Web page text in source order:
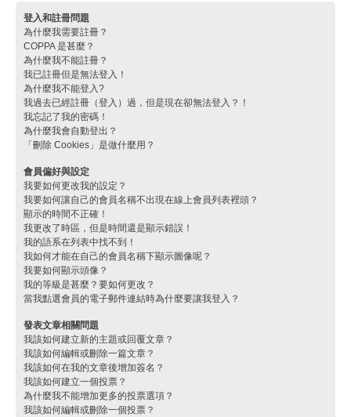
登入和註冊問題
為什麼我需要註冊？
COPPA 是甚麼？
為什麼我不能註冊？
我已註冊但是無法登入！
為什麼我不能登入?
我過去已經註冊（登入）過，但是現在卻無法登入？！
我忘記了我的密碼！
為什麼我會自動登出？
「刪除 Cookies」是做什麼用？
會員偏好與設定
我要如何更改我的設定？
我要如何讓自己的會員名稱不出現在線上會員列表裡頭？
顯示的時間不正確！
我更改了時區，但是時間還是顯示錯誤！
我的語系在列表中找不到！
我如何才能在自己的會員名稱下顯示圖像呢？
我要如何顯示頭像？
我的等級是甚麼？要如何更改？
當我點選會員的電子郵件連結時為什麼要讓我登入？
發表文章相關問題
我該如何建立新的主題或回覆文章？
我該如何編輯或刪除一篇文章？
我該如何在我的文章後增加簽名？
我該如何建立一個投票？
為什麼我不能增加更多的投票選項？
我該如何編輯或刪除一個投票？